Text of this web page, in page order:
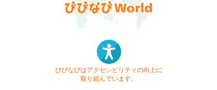
びびなびはアクセシビリティの向上に
取り組んでいます。